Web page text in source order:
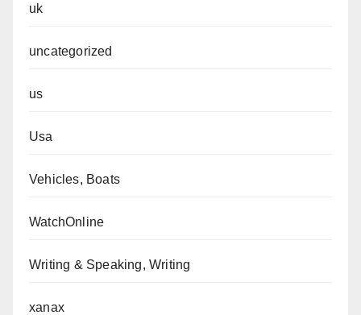
uk
uncategorized
us
Usa
Vehicles, Boats
WatchOnline
Writing & Speaking, Writing
xanax